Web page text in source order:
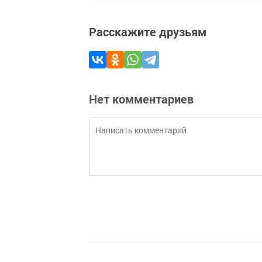
Расскажите друзьям
Нет комментариев